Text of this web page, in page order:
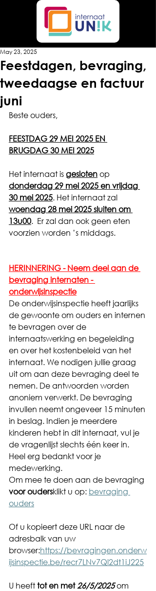
Feestdagen, bevraging,
tweedaagse en factuur
juni
May 23, 2025
Beste ouders,
FEESTDAG 29 MEI 2025 EN
BRUGDAG 30 MEI 2025
Het internaat is gesloten op
donderdag 29 mei 2025 en vrijdag
30 mei 2025. Het internaat zal
woendag 28 mei 2025 sluiten om
13u00.  Er zal dan ook geen eten
voorzien worden ’s middags.
HERINNERING - Neem deel aan de
bevraging internaten -
onderwijsinspectie
De onderwijsinspectie heeft jaarlijks
de gewoonte om ouders en internen
te bevragen over de
internaatswerking en begeleiding
en over het kostenbeleid van het
internaat. We nodigen jullie graag
uit om aan deze bevraging deel te
nemen. De antwoorden worden
anoniem verwerkt. De bevraging
invullen neemt ongeveer 15 minuten
in beslag. Indien je meerdere
kinderen hebt in dit internaat, vul je
de vragenlijst slechts één keer in.
Heel erg bedankt voor je
medewerking.
Om mee te doen aan de bevraging
voor oudersklikt u op: bevraging
ouders
Of u kopieert deze URL naar de
adresbalk van uw
browser:https://bevragingen.onderw
ijsinspectie.be/recr7LNv7Ql2dt1iJ225
U heeft tot en met 26/5/2025 om